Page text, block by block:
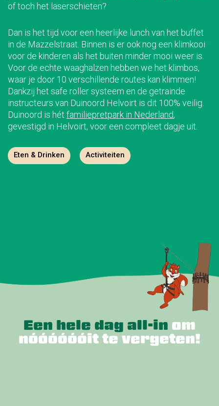
of toch het laserschieten?
Dan is het tijd voor een heerlijke lunch van het buffet
in de Mazzelstraat. Binnen is er ook nog een klimkooi
voor de kinderen als het buiten minder mooi weer is.
Voor de echte waaghalzen hebben we het klimbos,
waar je door 10 verschillende routes kan klimmen!
Dankzij het safe roller systeem en de getrainde
instructeurs van Duinoord Helvoirt is dit 100% veilig.
Duinoord is hét familiepretpark in Nederland,
gevestigd in Helvoirt, voor een compleet dagje uit.
Eten & Drinken Activiteiten
Een hele dag all-in om
nóóóóóóit te vergeten!